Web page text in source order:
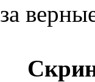
за